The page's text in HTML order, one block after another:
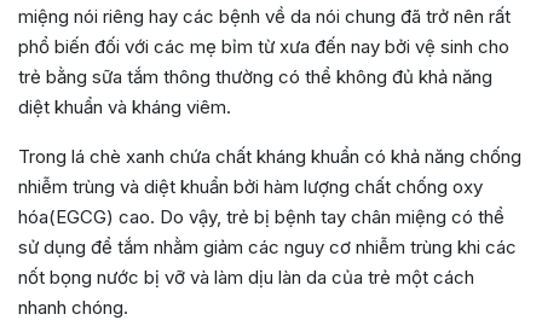
miệng nói riêng hay các bệnh về da nói chung đã trở nên rất
phổ biến đối với các mẹ bỉm từ xưa đến nay bởi vệ sinh cho
trẻ bằng sữa tắm thông thường có thể không đủ khả năng
diệt khuẩn và kháng viêm.
Trong lá chè xanh chứa chất kháng khuẩn có khả năng chống
nhiễm trùng và diệt khuẩn bởi hàm lượng chất chống oxy
hóa(EGCG) cao. Do vậy, trẻ bị bệnh tay chân miệng có thể
sử dụng để tắm nhằm giảm các nguy cơ nhiễm trùng khi các
nốt bọng nước bị vỡ và làm dịu làn da của trẻ một cách
nhanh chóng.